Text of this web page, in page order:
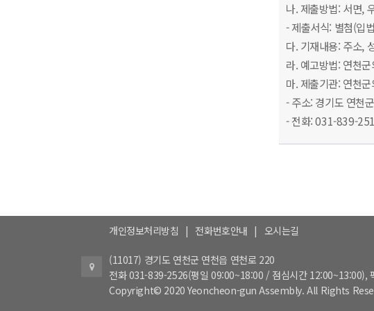
나. 제출방법: 서면,
- 제출서식: 별첨(입
다. 기재내용: 주소,
라. 예고방법: 연천
마. 제출기관: 연천
- 주소: 경기도 연천
- 전화: 031-839-
개인정보처리방침 | 전화번호안내 | 오시는길
(11017) 경기도 연천군 연천읍 연천로 220
전화 031-839-2526(평일 09:00~18:00 / 점심시간 12:00~13:00),
Copyright© 2020 Yeoncheon-gun Assembly. All Rights